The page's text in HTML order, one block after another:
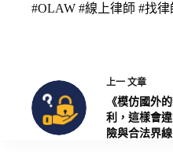
#OLAW #線上律師 #找
上一 文章
《模仿國外
利，這樣會
險與合法界線